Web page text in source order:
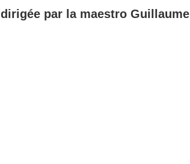
dirigée par la maestro Guillaume